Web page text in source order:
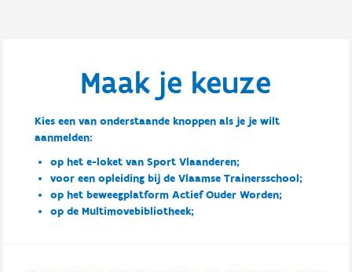
Maak je keuze
Kies een van onderstaande knoppen als je je wilt
aanmelden:
op het e-loket van Sport Vlaanderen;
voor een opleiding bij de Vlaamse Trainersschool;
op het beweegplatform Actief Ouder Worden;
op de Multimovebibliotheek;